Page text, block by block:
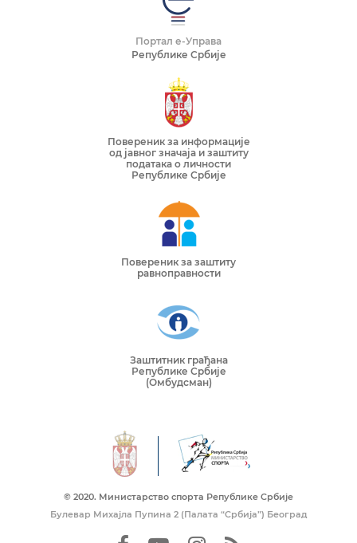
Портал е-Управа
Републике Србије
Повереник за информације
од јавног значаја и заштиту
података о личности
Републике Србије
Повереник за заштиту
равноправности
Заштитник грађана
Републике Србије
(Омбудсман)
© 2020. Mинистарство спорта Републике Србије
Булевар Михајла Пупина 2 (Палата “Србија”) Београд